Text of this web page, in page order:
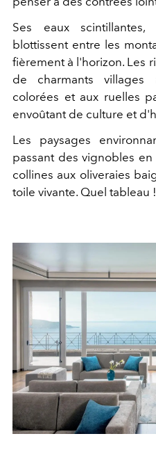
Ses eaux
blottissent entre les
fièrement à l'horizon. Les
de charmants villages
colorées et aux ruelles
envoûtant de culture et
Les paysages
passant des vignobles
collines aux oliveraies
toile vivante. Quel tableau !